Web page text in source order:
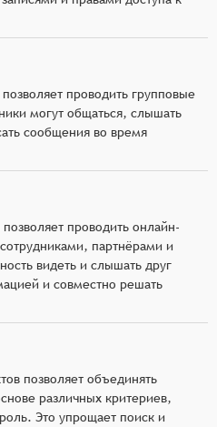
проводить групповые
могут общаться, слышать
сообщения во время
проводить онлайн-
партнёрами и
видеть и слышать друг
и совместно решать
позволяет объединять
различных критериев,
Это упрощает поиск и